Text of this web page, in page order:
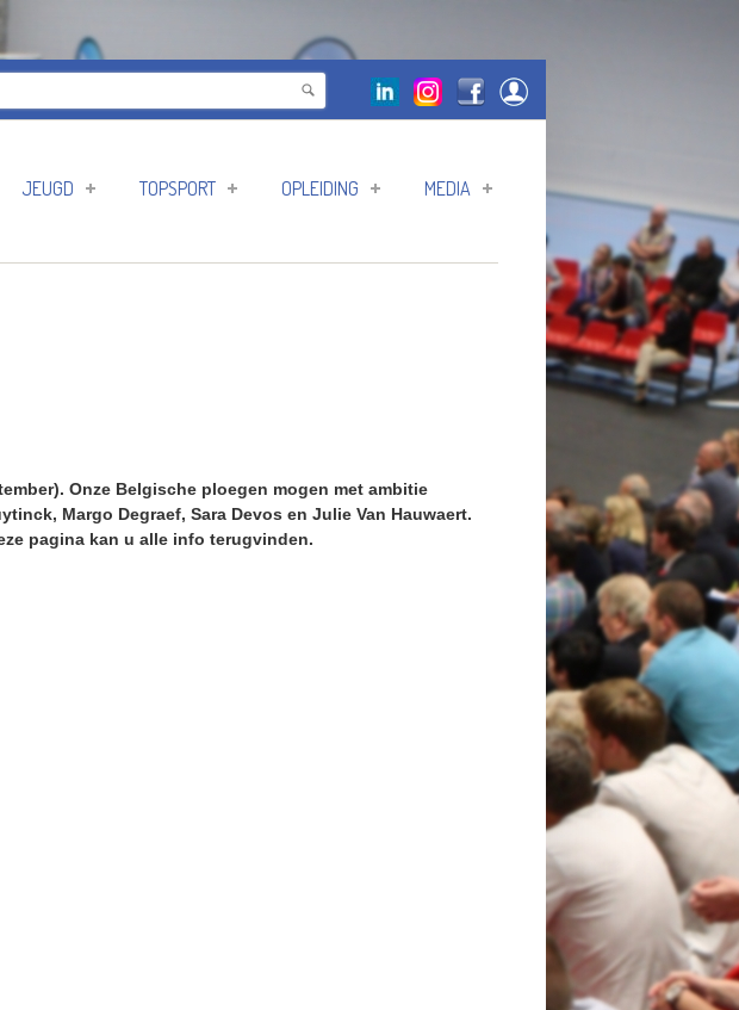
JEUGD TOPSPORT OPLEIDING MEDIA
Onze Belgische ploegen mogen met ambitie
Margo Degraef, Sara Devos en Julie Van Hauwaert.
pagina kan u alle info terugvinden.